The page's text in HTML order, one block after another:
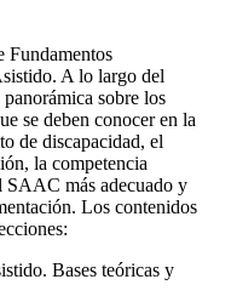
Fundamentos
A lo largo del
sobre los
se deben conocer en la
de discapacidad, el
la competencia
SAAC más adecuado y
Los contenidos
Bases teóricas y